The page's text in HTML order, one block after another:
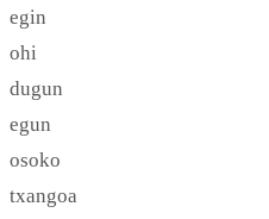
egin
ohi
dugun
egun
osoko
txangoa